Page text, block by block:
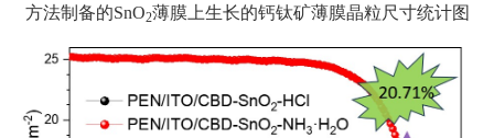
方法制备的SnO2薄膜上生长的钙钛矿薄膜晶粒尺寸统计图